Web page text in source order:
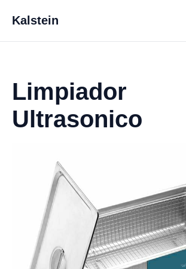
Kalstein
Limpiador
Ultrasonico